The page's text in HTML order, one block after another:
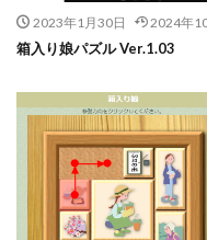
2023年1月30日 2024年
箱入り娘パズル Ver.1.03